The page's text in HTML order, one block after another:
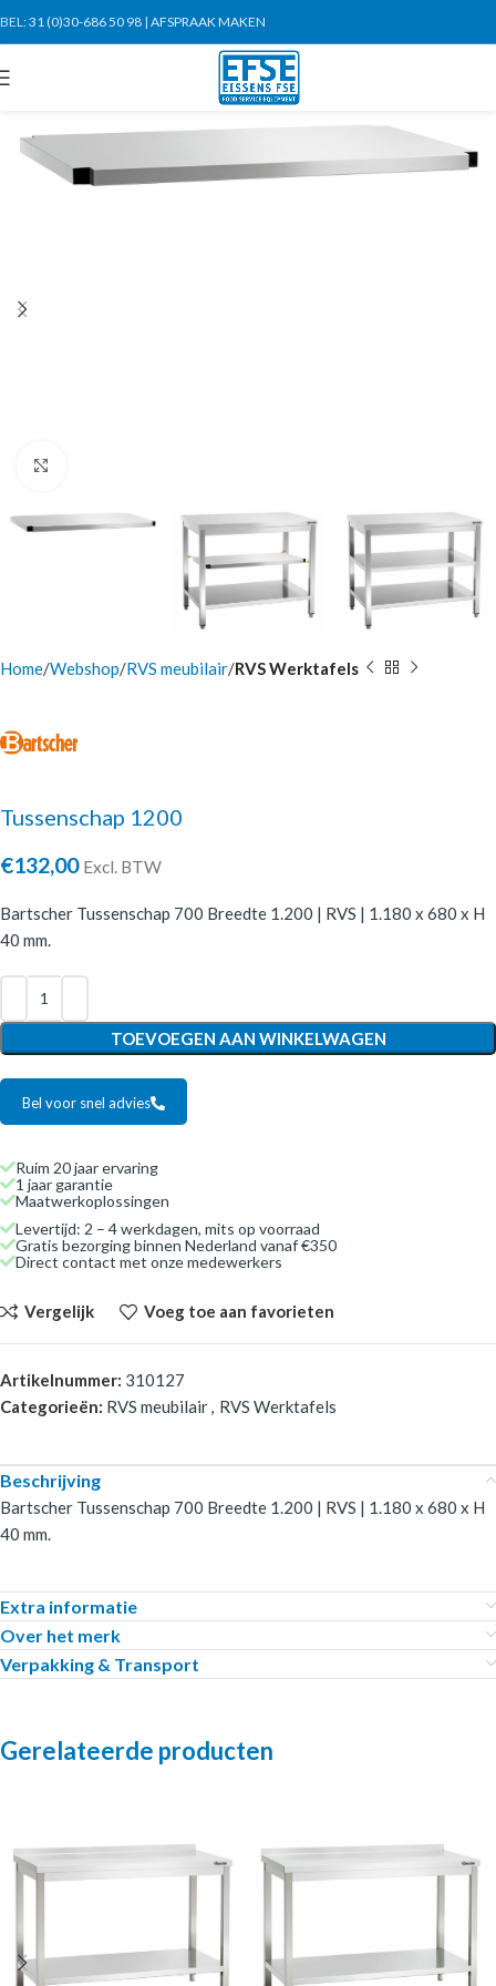
BEL:31 (0)30-686 50 98 | AFSPRAAK MAKEN
Home Webshop RVS meubilair RVS Werktafels
Tussenschap 1200
€132,00 Excl. BTW
Bartscher Tussenschap 700 Breedte 1.200 | RVS | 1.180 x 680 x H
40 mm.
TOEVOEGEN AAN WINKELWAGEN
Bel voor snel advies
Ruim 20 jaar ervaring
1 jaar garantie
Maatwerkoplossingen
Levertijd: 2 – 4 werkdagen, mits op voorraad
Gratis bezorging binnen Nederland vanaf €350
Direct contact met onze medewerkers
Vergelijk Voeg toe aan favorieten
Artikelnummer: 310127
Categorieën: RVS meubilair, RVS Werktafels
Beschrijving
Bartscher Tussenschap 700 Breedte 1.200 | RVS | 1.180 x 680 x H
40 mm.
Extra informatie
Over het merk
Verpakking & Transport
Gerelateerde producten